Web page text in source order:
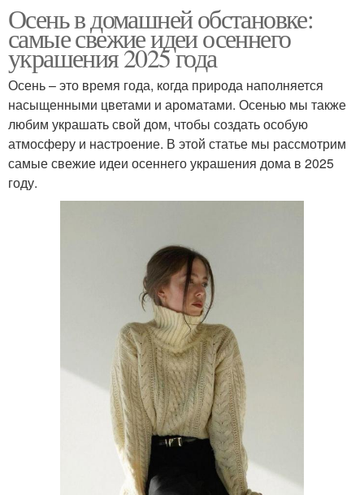
Осень в домашней обстановке:
самые свежие идеи осеннего
украшения 2025 года
Осень – это время года, когда природа наполняется
насыщенными цветами и ароматами. Осенью мы также
любим украшать свой дом, чтобы создать особую
атмосферу и настроение. В этой статье мы рассмотрим
самые свежие идеи осеннего украшения дома в 2025
году.